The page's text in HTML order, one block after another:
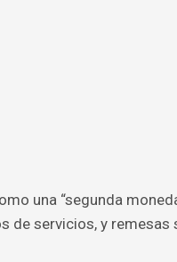
una “segunda
de servicios, y remesas